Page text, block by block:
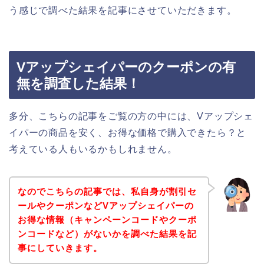
う感じで調べた結果を記事にさせていただきます。
Vアップシェイパーのクーポンの有
無を調査した結果！
多分、こちらの記事をご覧の方の中には、Vアップシェ
イパーの商品を安く、お得な価格で購入できたら？と
考えている人もいるかもしれません。
なのでこちらの記事では、私自身が割引セ
ールやクーポンなどVアップシェイパーの
お得な情報（キャンペーンコードやクーポ
ンコードなど）がないかを調べた結果を記
事にしていきます。